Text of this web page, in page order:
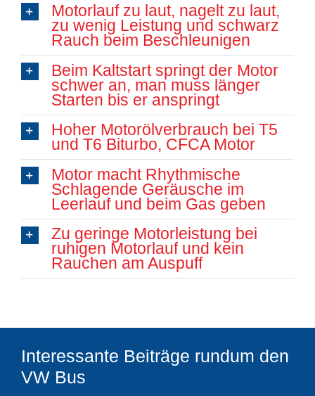
Motorlauf zu laut, nagelt zu laut,
zu wenig Leistung und schwarz
Rauch beim Beschleunigen
Beim Kaltstart springt der Motor
schwer an, man muss länger
Starten bis er anspringt
Hoher Motorölverbrauch bei T5
und T6 Biturbo, CFCA Motor
Motor macht Rhythmische
Schlagende Geräusche im
Leerlauf und beim Gas geben
Zu geringe Motorleistung bei
ruhigen Motorlauf und kein
Rauchen am Auspuff
Interessante Beiträge rundum den
VW Bus